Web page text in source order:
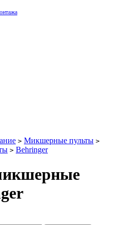
> Микшерные пульты >
> Behringer